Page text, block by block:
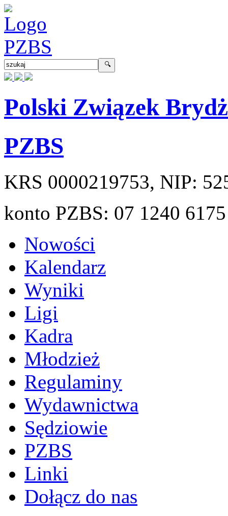
Polski Związek
PZBS
KRS 0000219753, NIP:
konto PZBS: 07 1240
Nowości
Kalendarz
Wyniki
Ligi
Kadra
Młodzież
Regulaminy
Wydawnictwa
Sędziowie
PZBS
Linki
Dołącz do nas